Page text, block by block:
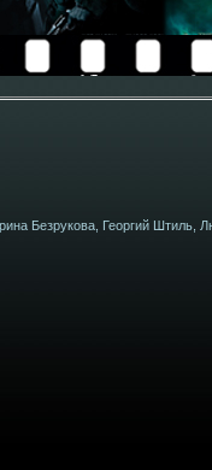
Безрукова, Георгий Штиль,